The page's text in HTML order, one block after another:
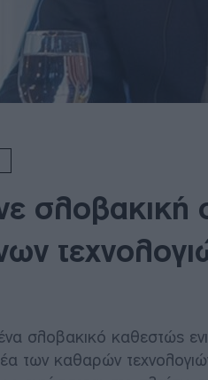
σλοβακική
σλοβακικό καθεστώς
των καθαρών